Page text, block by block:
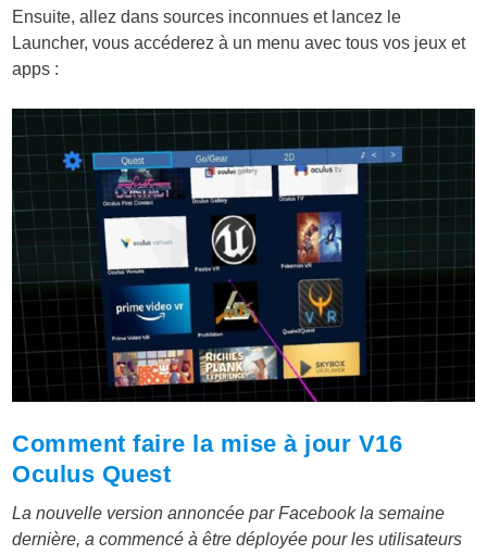
Ensuite, allez dans sources inconnues et lancez le
Launcher, vous accéderez à un menu avec tous vos jeux et
apps :
Comment faire la mise à jour V16
Oculus Quest
La nouvelle version annoncée par Facebook la semaine
dernière, a commencé à être déployée pour les utilisateurs